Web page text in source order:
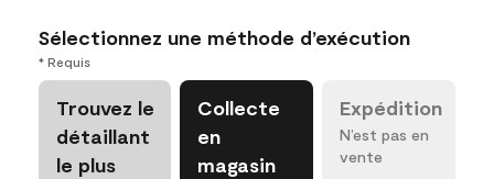
Sélectionnez une méthode d’exécution
* Requis
Trouvez le
détaillant
le plus
Collecte
en
magasin
Expédition
N’est pas en
vente